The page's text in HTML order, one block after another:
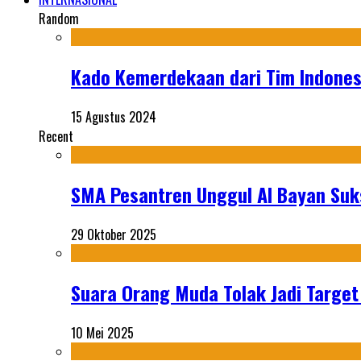
Random
Kado Kemerdekaan dari Tim
15 Agustus 2024
Recent
SMA Pesantren Unggul Al Bayan
29 Oktober 2025
Suara Orang Muda Tolak Jadi
10 Mei 2025